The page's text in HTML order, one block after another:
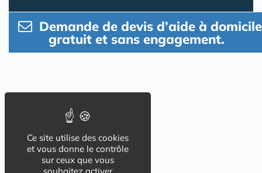
Demande de devis d’aide à domicile
gratuit et sans engagement.
Ce site utilise des cookies
et vous donne le contrôle
sur ceux que vous